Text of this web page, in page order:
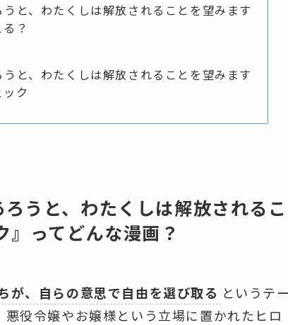
と、わたくしは解放されることを望みます
？
と、わたくしは解放されることを望みます
ク
うと、わたくしは解放されるこ
』ってどんな漫画？
が、自らの意思で自由を選び取る というテ
役令嬢やお嬢様という立場に置かれたヒロ